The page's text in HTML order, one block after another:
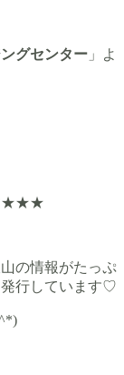
グセンター 」よ
★★★
の情報がたっぷ
発行しています♡